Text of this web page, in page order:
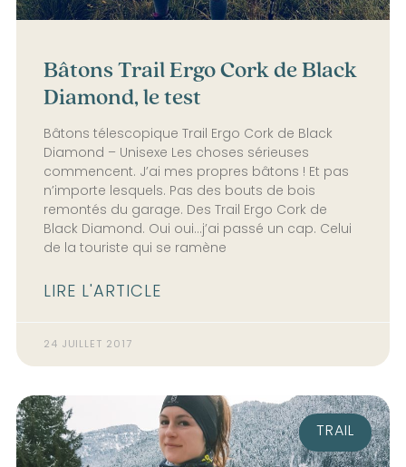
Bâtons Trail Ergo Cork de Black
Diamond, le test
Bâtons télescopique Trail Ergo Cork de Black
Diamond – Unisexe Les choses sérieuses
commencent. J’ai mes propres bâtons ! Et pas
n’importe lesquels. Pas des bouts de bois
remontés du garage. Des Trail Ergo Cork de
Black Diamond. Oui oui…j’ai passé un cap. Celui
de la touriste qui se ramène
LIRE L'ARTICLE
24 JUILLET 2017
TRAIL